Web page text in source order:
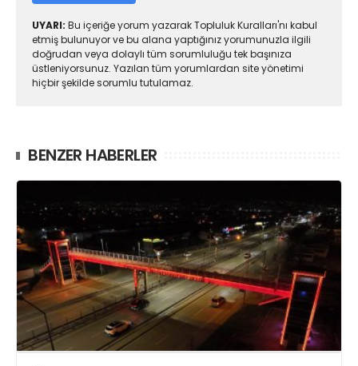
UYARI: Bu içeriğe yorum yazarak Topluluk Kuralları'nı kabul
etmiş bulunuyor ve bu alana yaptığınız yorumunuzla ilgili
doğrudan veya dolaylı tüm sorumluluğu tek başınıza
üstleniyorsunuz. Yazılan tüm yorumlardan site yönetimi
hiçbir şekilde sorumlu tutulamaz.
BENZER HABERLER